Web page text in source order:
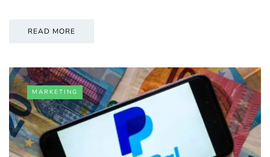
READ MORE
MARKETING